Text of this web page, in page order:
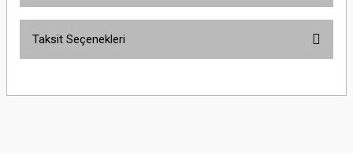
Soru Sor
Taksit Seçenekleri